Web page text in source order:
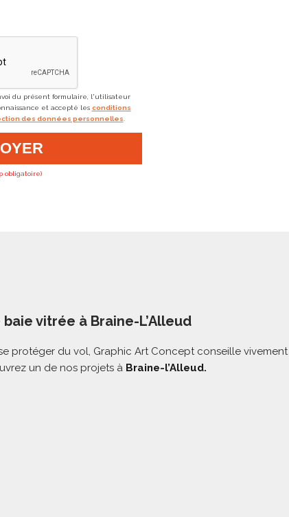
du présent formulaire, l'utilisateur
et accepté les conditions
des données personnelles
obligatoire)
vitrée à Braine-L’Alleud
protéger du vol, Graphic Art Concept conseille vivement
un de nos projets à Braine-l’Alleud.